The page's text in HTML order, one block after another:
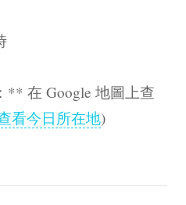
** 在 Google 地圖上查
看今日所在地)